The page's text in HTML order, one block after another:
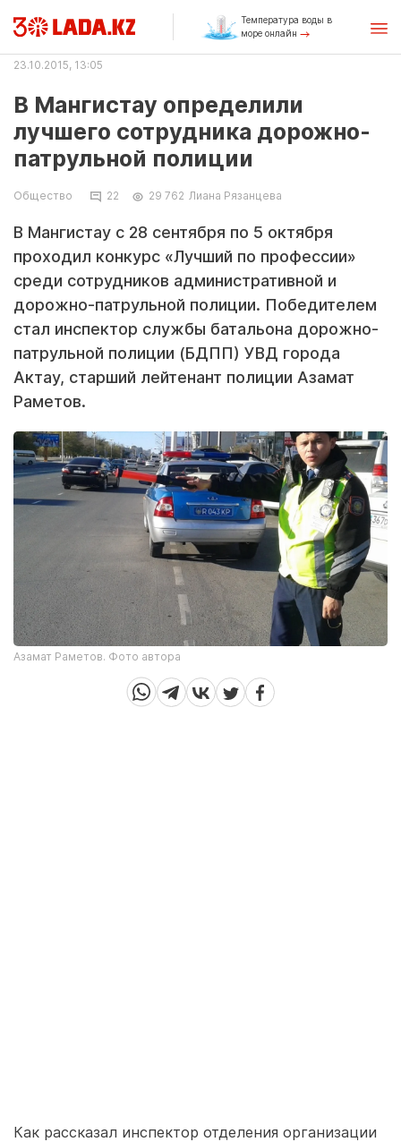
Температура воды в
море онлайн
23.10.2015, 13:05
В Мангистау определили
лучшего сотрудника дорожно-
патрульной полиции
Общество 22 29 762 Лиана Рязанцева
В Мангистау с 28 сентября по 5 октября
проходил конкурс «Лучший по профессии»
среди сотрудников административной и
дорожно-патрульной полиции. Победителем
стал инспектор службы батальона дорожно-
патрульной полиции (БДПП) УВД города
Актау, старший лейтенант полиции Азамат
Раметов.
Азамат Раметов. Фото автора
Как рассказал инспектор отделения организации